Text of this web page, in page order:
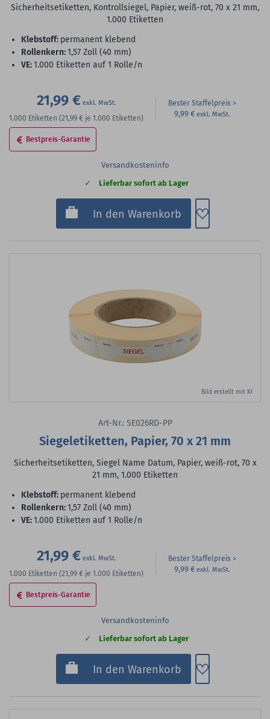
Sicherheitsetiketten, Kontrollsiegel, Papier, weiß-rot, 70 x 21 mm,
1.000 Etiketten
Klebstoff: permanent klebend
Rollenkern:1,57 Zoll (40 mm)
VE:1.000 Etiketten auf 1 Rolle/n
21,99 €
1.000 Etiketten (21,99 € je 1.000 Etiketten)
Bester Staffelpreis
9,99 €
Bestpreis-Garantie
Versandkosteninfo
Lieferbar sofort ab Lager
In den Warenkorb Zum
Bild erstellt mit KI
Art-Nr.: SE026RD-PP
Siegeletiketten, Papier, 70 x 21 mm
Sicherheitsetiketten, Siegel Name Datum, Papier, weiß-rot, 70 x
21 mm, 1.000 Etiketten
Klebstoff: permanent klebend
Rollenkern:1,57 Zoll (40 mm)
VE:1.000 Etiketten auf 1 Rolle/n
21,99 €
1.000 Etiketten (21,99 € je 1.000 Etiketten)
Bester Staffelpreis
9,99 €
Bestpreis-Garantie
Versandkosteninfo
Lieferbar sofort ab Lager
In den Warenkorb Zum